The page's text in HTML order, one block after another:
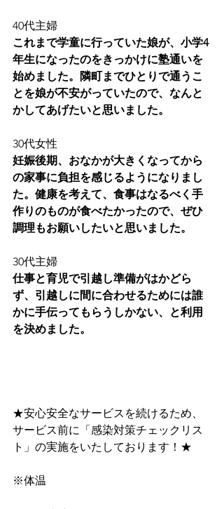
40代主婦
これまで学童に行っていた娘が、小学4
年生になったのをきっかけに塾通いを
始めました。隣町までひとりで通うこ
とを娘が不安がっていたので、なんと
かしてあげたいと思いました。
30代女性
妊娠後期、おなかが大きくなってから
の家事に負担を感じるようになりまし
た。健康を考えて、食事はなるべく手
作りのものが食べたかったので、ぜひ
調理もお願いしたいと思いました。
30代主婦
仕事と育児で引越し準備がはかどら
ず、引越しに間に合わせるためには誰
かに手伝ってもらうしかない、と利用
を決めました。
★安心安全なサービスを続けるため、
サービス前に﻿「感染対策チェックリス
ト」﻿の実施をいたしております！★
※体温